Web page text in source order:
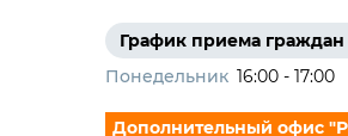
График приема граждан
Понедельник 16:00 - 17:00
Дополнительный офис